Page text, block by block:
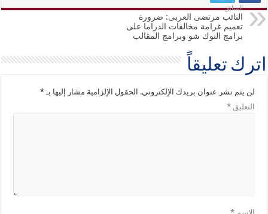
السابق
النائب مرتضى العربى: ضرورة
تعميم غرامة مخالفات الدراما على
برامج التوك شو وبرامج المقالب
اترك تعليقاً
لن يتم نشر عنوان بريدك الإلكتروني. الحقول الإلزامية مشار إليها بـ*
التعليق*